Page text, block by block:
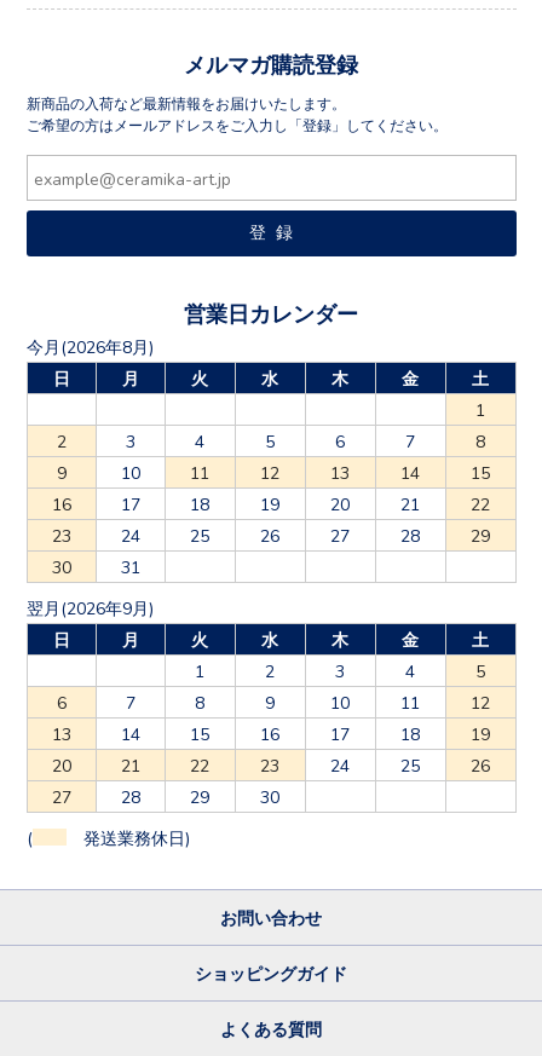
メルマガ購読登録
新商品の入荷など最新情報をお届けいたします。
ご希望の方はメールアドレスをご入力し「登録」してください。
営業日カレンダー
今月(2026年8月)
日
月 火 水 木 金
土
1
2
3 4 5 6 7
8
9
10 11 12 13 14
15
16
17 18 19 20 21
22
23
24 25 26 27 28
29
30
31
翌月(2026年9月)
日
月 火 水 木 金
土
1
2 3 4
5
6
7 8 9 10 11
12
13
14 15 16 17 18
19
20
21 22 23 24 25
26
27
28 29 30
( 発送業務休日)
お問い合わせ
ショッピングガイド
よくある質問